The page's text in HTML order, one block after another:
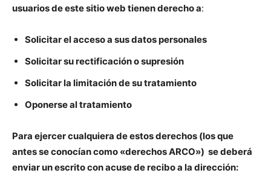
usuarios de este sitio web tienen derecho a:
Solicitar el acceso a sus datos personales
Solicitar su rectificación o supresión
Solicitar la limitación de su tratamiento
Oponerse al tratamiento
Para ejercer cualquiera de estos derechos (los que
antes se conocían como «derechos ARCO») se deberá
enviar un escrito con acuse de recibo a la dirección: